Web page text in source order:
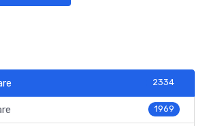
2334
1969